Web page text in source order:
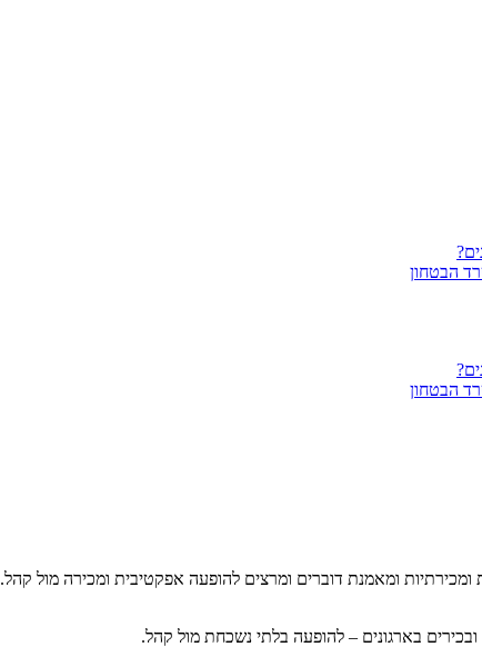
הבטחון
הבטחון
ומכירתיות ומאמנת דוברים ומרצים להופעה אפקטיבית ומכירה מול קהל.
בארגונים – להופעה בלתי נשכחת מול קהל.